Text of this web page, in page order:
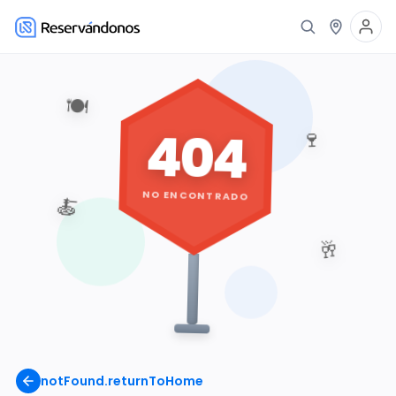
notFound.returnToHome
🍽️
🍷
🥂
🍝
404
NO ENCONTRADO